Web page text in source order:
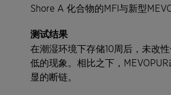
Shore A 化合物的MFI与新型
测试结果
在潮湿环境下存储10周后，未改
低的现象。相比之下，
显的断链。